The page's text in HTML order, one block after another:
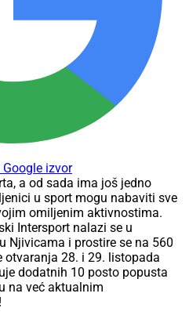
izvor
a od sada ima još jedno
u sport mogu nabaviti sve
omiljenim aktivnostima.
Intersport nalazi se u
Njivicama i prostire se na 560
otvaranja 28. i 29. listopada
dodatnih 10 posto popusta
na već aktualnim